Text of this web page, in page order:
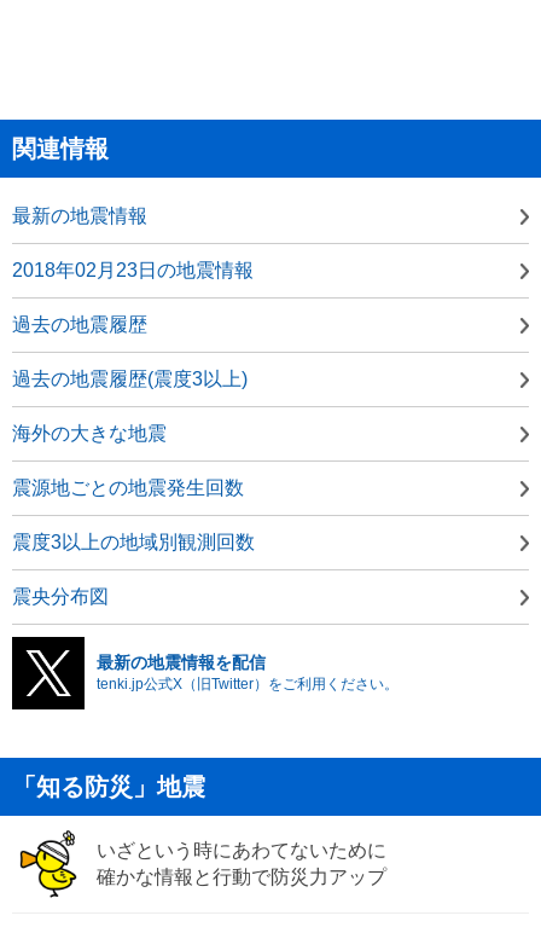
関連情報
最新の地震情報
2018年02月23日の地震情報
過去の地震履歴
過去の地震履歴(震度3以上)
海外の大きな地震
震源地ごとの地震発生回数
震度3以上の地域別観測回数
震央分布図
最新の地震情報を配信
tenki.jp公式X（旧Twitter）をご利用ください。
「知る防災」地震
いざという時にあわてないために
確かな情報と行動で防災力アップ